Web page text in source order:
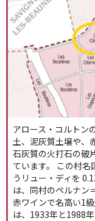
アロース・コルトン
土、泥灰質土壌や、
石灰質の火打石の破
ています。 この村
うリュー・ディを
は、同村のペルナン
赤ワインで名高い1
は、1933年と1988